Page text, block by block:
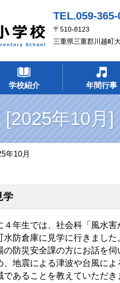
TEL.059-365-
〒510-8123
三重県三重郡川越町
学校紹介 年間行事
年10月]
年10月
学
年生では、社会科「風水
水防倉庫に見学に行きました
防災安全課の方にお話を
、地震による津波や台風に
であることを教えていただ